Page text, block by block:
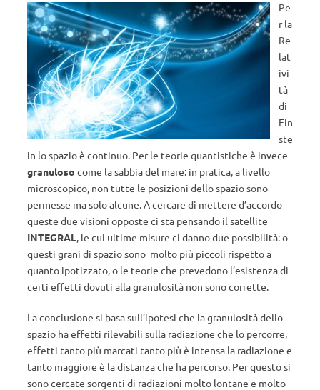
Pe
r la
Re
lat
ivi
tà
di
Ein
ste
in lo spazio è continuo. Per le teorie quantistiche è invece
granuloso come la sabbia del mare: in pratica, a livello
microscopico, non tutte le posizioni dello spazio sono
permesse ma solo alcune. A cercare di mettere d’accordo
queste due visioni opposte ci sta pensando il satellite
INTEGRAL, le cui ultime misure ci danno due possibilità: o
questi grani di spazio sono molto più piccoli rispetto a
quanto ipotizzato, o le teorie che prevedono l’esistenza di
certi effetti dovuti alla granulosità non sono corrette.
La conclusione si basa sull’ipotesi che la granulosità dello
spazio ha effetti rilevabili sulla radiazione che lo percorre,
effetti tanto più marcati tanto più è intensa la radiazione e
tanto maggiore è la distanza che ha percorso. Per questo si
sono cercate sorgenti di radiazioni molto lontane e molto